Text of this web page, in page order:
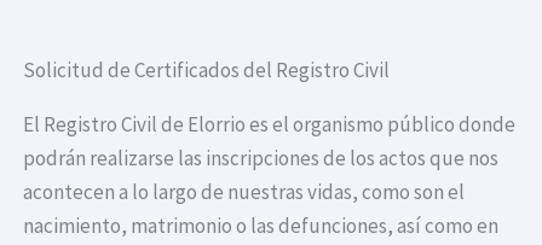
Solicitud de Certificados del Registro Civil
El Registro Civil de Elorrio es el organismo público donde
podrán realizarse las inscripciones de los actos que nos
acontecen a lo largo de nuestras vidas, como son el
nacimiento, matrimonio o las defunciones, así como en